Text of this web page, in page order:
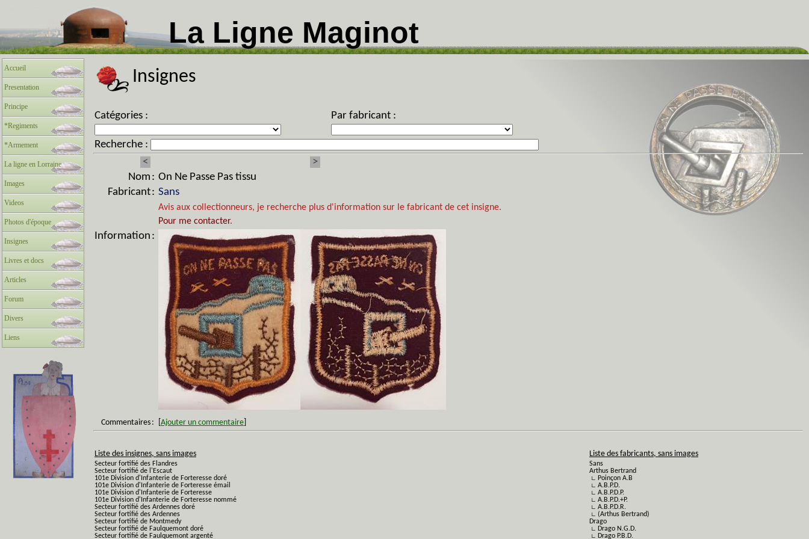
La Ligne Maginot
Accueil
Presentation
Principe
*Regiments
*Armement
La ligne en Lorraine
Images
Videos
Photos d'époque
Insignes
Livres et docs
Articles
Forum
Divers
Liens
Insignes
Catégories : Par fabricant :
Recherche :
<
>
Nom : On Ne Passe Pas tissu
Fabricant: Sans
Avis aux collectionneurs, je recherche plus d'information sur le fabricant de cet insigne.
Pour me contacter.
Information :
Commentaires : Ajouter un commentaire
Liste des insignes, sans images
Secteur fortifié des Flandres
Secteur fortifié de l'Escaut
101e Division d'Infanterie de Forteresse doré
101e Division d'Infanterie de Forteresse émail
101e Division d'Infanterie de Forteresse
101e Division d'Infanterie de Forteresse nommé
Secteur fortifié des Ardennes doré
Secteur fortifié des Ardennes
Secteur fortifié de Montmedy
Secteur fortifié de Faulquemont doré
Secteur fortifié de Faulquemont argenté
Liste des fabricants, sans images
Sans
Arthus Bertrand
∟ Poinçon A.B
∟ A.B.P.D.
∟ A.B.P.D.P.
∟ A.B.P.D.+P.
∟ A.B.P.D.R.
∟ (Arthus Bertrand)
Drago
∟ Drago N.G.D.
∟ Drago P.B.D.